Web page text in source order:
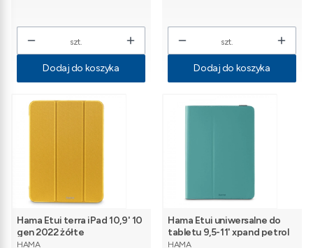
szt.
Dodaj do koszyka
szt.
Dodaj do koszyka
Hama Etui terra iPad 10,9' 10
gen 2022 żółte
PRODUCENT
HAMA
Hama Etui uniwersalne do
tabletu 9,5-11' xpand petrol
PRODUCENT
HAMA